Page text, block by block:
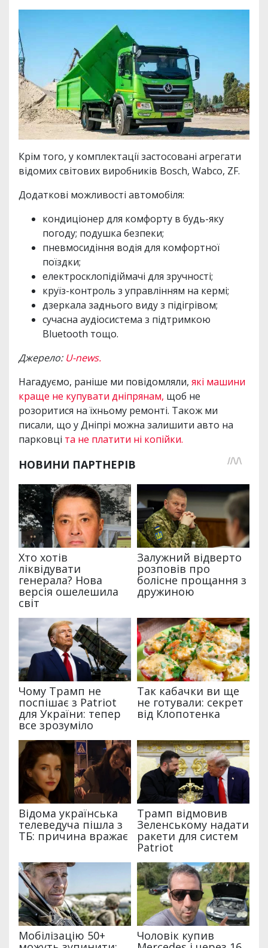
Крім того, у комплектації застосовані агрегати
відомих світових виробників Bosch, Wabco, ZF.
Додаткові можливості автомобіля:
кондиціонер для комфорту в будь-яку
погоду; подушка безпеки;
пневмосидіння водія для комфортної
поїздки;
електросклопідіймачі для зручності;
круїз-контроль з управлінням на кермі;
дзеркала заднього виду з підігрівом;
сучасна аудіосистема з підтримкою
Bluetooth тощо.
Джерело: U-news.
Нагадуємо, раніше ми повідомляли, які машини
краще не купувати дніпрянам, щоб не
розоритися на їхньому ремонті. Також ми
писали, що у Дніпрі можна залишити авто на
парковці та не платити ні копійки.